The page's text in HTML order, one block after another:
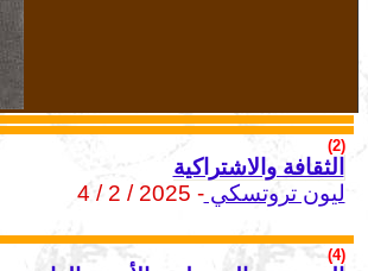
(2)
الثقافة والاشتراكية
ليون تروتسكي- 2025 / 2 / 4
(4)